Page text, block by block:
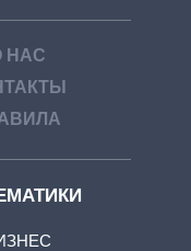
НАС